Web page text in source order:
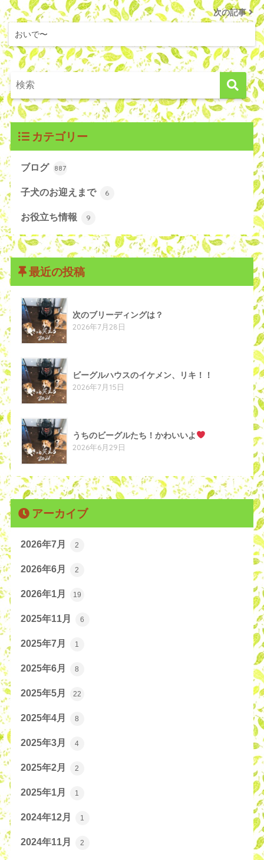
次の記事
おいで〜
カテゴリー
ブログ 887
子犬のお迎えまで 6
お役立ち情報 9
最近の投稿
次のブリーディングは？
2026年7月28日
ビーグルハウスのイケメン、リキ！！
2026年7月15日
うちのビーグルたち！かわいいよ
2026年6月29日
アーカイブ
2026年7月 2
2026年6月 2
2026年1月 19
2025年11月 6
2025年7月 1
2025年6月 8
2025年5月 22
2025年4月 8
2025年3月 4
2025年2月 2
2025年1月 1
2024年12月 1
2024年11月 2